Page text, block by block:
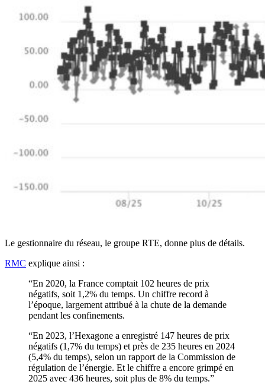
Le gestionnaire du réseau, le groupe RTE, donne plus de détails.
RMC explique ainsi :
“En 2020, la France comptait 102 heures de prix
négatifs, soit 1,2% du temps. Un chiffre record à
l’époque, largement attribué à la chute de la demande
pendant les confinements.
“En 2023, l’Hexagone a enregistré 147 heures de prix
négatifs (1,7% du temps) et près de 235 heures en 2024
(5,4% du temps), selon un rapport de la Commission de
régulation de l’énergie. Et le chiffre a encore grimpé en
2025 avec 436 heures, soit plus de 8% du temps.”